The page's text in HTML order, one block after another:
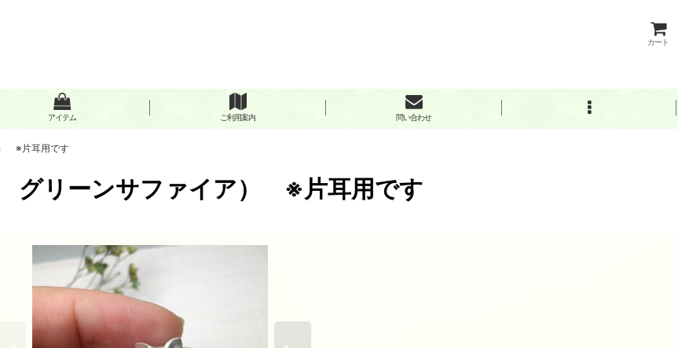
カート
アイテム ご利用案内 問い合わせ
※片耳用です
リーンサファイア） ※片耳用です